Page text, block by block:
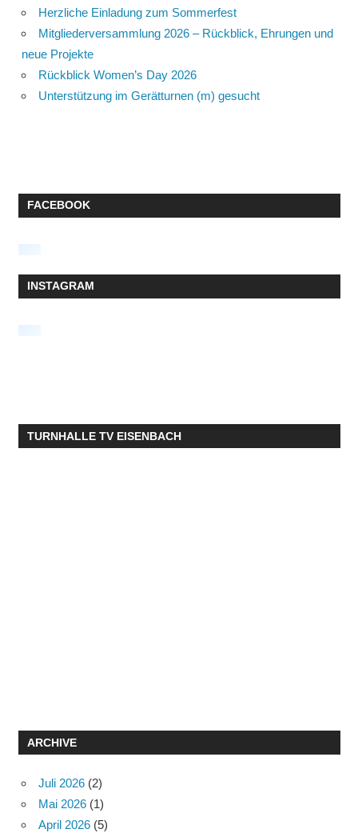
Herzliche Einladung zum Sommerfest
Mitgliederversammlung 2026 – Rückblick, Ehrungen und
neue Projekte
Rückblick Women’s Day 2026
Unterstützung im Gerätturnen (m) gesucht
FACEBOOK
INSTAGRAM
TURNHALLE TV EISENBACH
ARCHIVE
Juli 2026 (2)
Mai 2026 (1)
April 2026 (5)